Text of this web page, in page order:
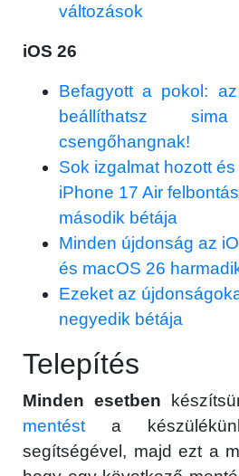
változások
iOS 26
Befagyott a pokol:
beállíthatsz
csengőhangnak!
Sok izgalmat hozott
iPhone 17 Air
második bétája
Minden újdonság az
és macOS 26
Ezeket az
negyedik bétája
Telepítés
Minden esetben
mentést a
segítségével, majd ezt a